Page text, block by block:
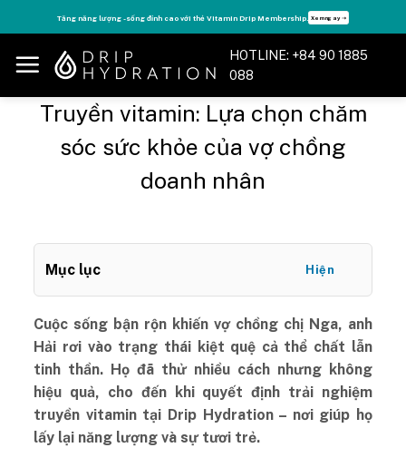
to
content
Tăng năng lượng - sống đỉnh cao với thẻ Vitamin Drip Membership. Xem ngay ➝
HOTLINE: +84 90 1885
088
Truyền vitamin: Lựa chọn chăm
sóc sức khỏe của vợ chồng
doanh nhân
Mục lục Hiện
Cuộc sống bận rộn khiến vợ chồng chị Nga, anh
Hải rơi vào trạng thái kiệt quệ cả thể chất lẫn
tinh thần. Họ đã thử nhiều cách nhưng không
hiệu quả, cho đến khi quyết định trải nghiệm
truyền vitamin tại Drip Hydration – nơi giúp họ
lấy lại năng lượng và sự tươi trẻ.